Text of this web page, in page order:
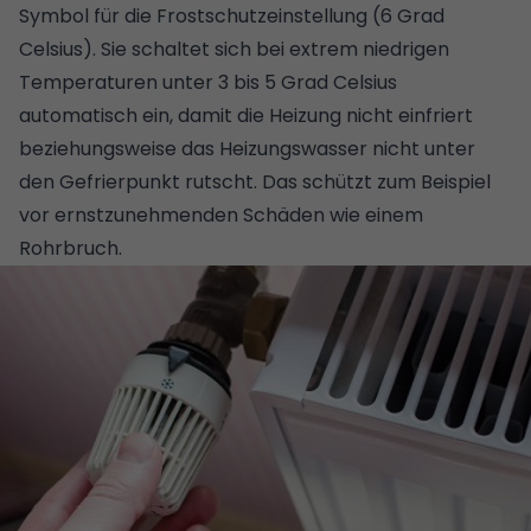
Symbol für die Frostschutzeinstellung (6 Grad
Celsius). Sie schaltet sich bei extrem niedrigen
Temperaturen unter 3 bis 5 Grad Celsius
automatisch ein, damit die Heizung nicht einfriert
beziehungsweise das Heizungswasser nicht unter
den Gefrierpunkt rutscht. Das schützt zum Beispiel
vor ernstzunehmenden Schäden wie einem
Rohrbruch.